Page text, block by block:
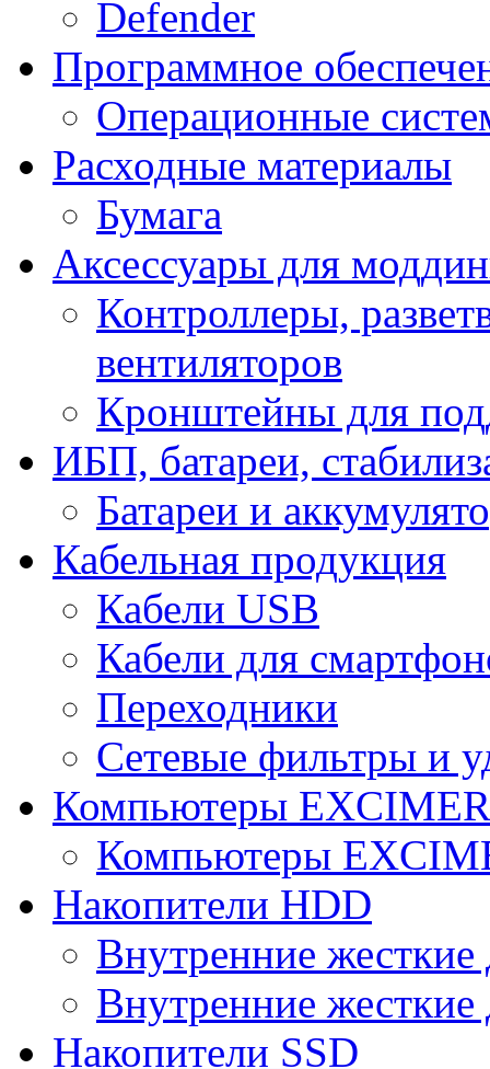
Defender
Программное
Операционные
Расходные материалы
Бумага
Аксессуары для
Контроллеры,
вентиляторов
Кронштейны для
ИБП, батареи,
Батареи и
Кабельная продукция
Кабели USB
Кабели для
Переходники
Сетевые фильтры и
Компьютеры
Компьютеры
Накопители HDD
Внутренние
Внутренние
Накопители SSD